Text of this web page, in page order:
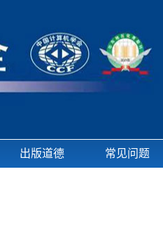
出版道德 常见问题